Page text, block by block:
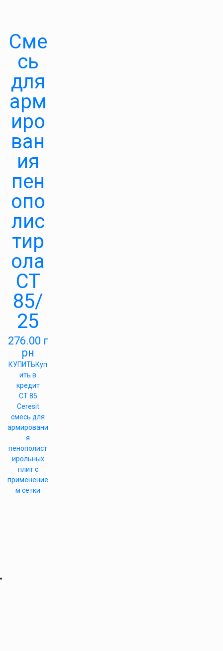
Сме
сь
для
арм
иро
ван
ия
пен
опо
лис
тир
ола
СТ
85/
25
276.00 г
рн
КУПИТЬКуп
ить в
кредит
СТ 85
Ceresit
смесь для
армировани
я
пенополист
ирольных
плит с
применение
м сетки